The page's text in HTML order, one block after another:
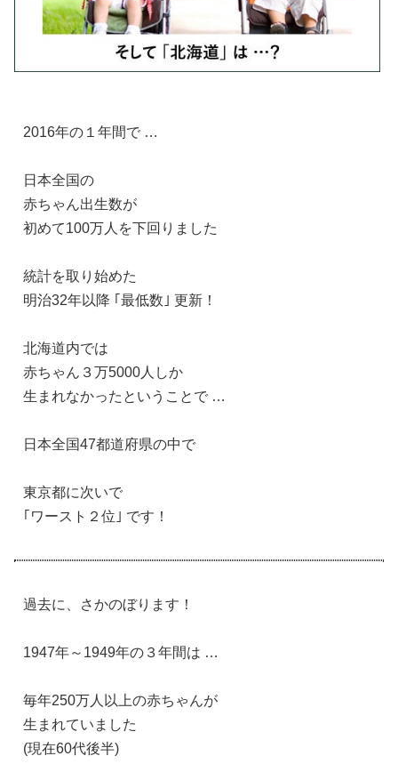
2016年の１年間で …
日本全国の
赤ちゃん出生数が
初めて100万人を下回りました
統計を取り始めた
明治32年以降 ｢最低数｣ 更新！
北海道内では
赤ちゃん３万5000人しか
生まれなかったということで …
日本全国47都道府県の中で
東京都に次いで
｢ワースト２位｣ です！
過去に、さかのぼります！
1947年～1949年の３年間は …
毎年250万人以上の赤ちゃんが
生まれていました
(現在60代後半)